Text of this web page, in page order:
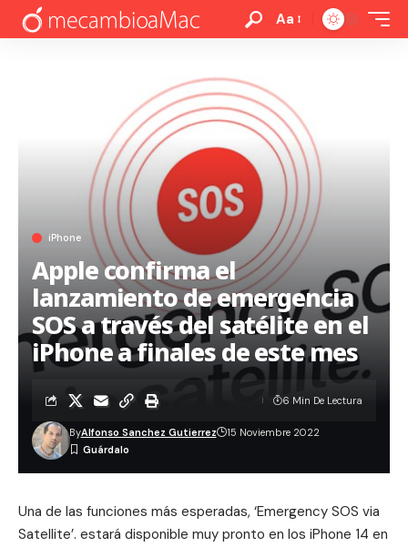
Aa
iPhone
Apple confirma el
lanzamiento de emergencia
SOS a través del satélite en el
iPhone a finales de este mes
ByAlfonso Sanchez Gutierrez 15 Noviembre 2022
6 Min De Lectura
Una de las funciones más esperadas, ‘Emergency SOS via
Satellite’. estará disponible muy pronto en los iPhone 14 en